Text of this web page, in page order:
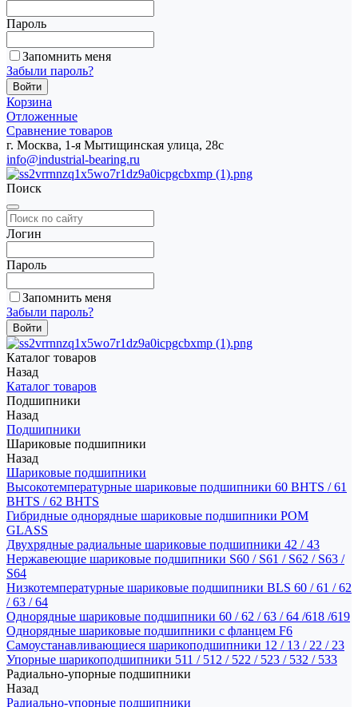
Пароль
Запомнить меня
Забыли пароль?
Корзина
Отложенные
Сравнение товаров
г. Москва, 1-я Мытищинская улица, 28с
info@industrial-bearing.ru
Поиск
Логин
Пароль
Запомнить меня
Забыли пароль?
Каталог товаров
Назад
Каталог товаров
Подшипники
Назад
Подшипники
Шариковые подшипники
Назад
Шариковые подшипники
Высокотемпературные шариковые подшипники 60 BHTS / 61
BHTS / 62 BHTS
Гибридные однорядные шариковые подшипники POM
GLASS
Двухрядные радиальные шариковые подшипники 42 / 43
Нержавеющие шариковые подшипники S60 / S61 / S62 / S63 /
S64
Низкотемпературные шариковые подшипники BLS 60 / 61 / 62
/ 63 / 64
Однорядные шариковые подшипники 60 / 62 / 63 / 64 /618 /619
Однорядные шариковые подшипники с фланцем F6
Самоустанавливающиеся шарикоподшипники 12 / 13 / 22 / 23
Упорные шарикоподшипники 511 / 512 / 522 / 523 / 532 / 533
Радиально-упорные подшипники
Назад
Радиально-упорные подшипники